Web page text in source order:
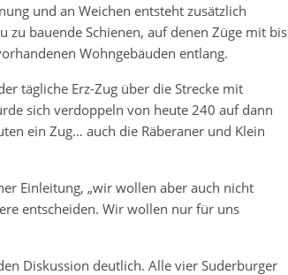
und an Weichen entsteht zusätzlich
bauende Schienen, auf denen Züge mit bis
Wohngebäuden entlang.
tägliche Erz-Zug über die Strecke mit
sich verdoppeln von heute 240 auf dann
ein Zug… auch die Räberaner und Klein
Einleitung, „wir wollen aber auch nicht
entscheiden. Wir wollen nur für uns
Diskussion deutlich. Alle vier Suderburger